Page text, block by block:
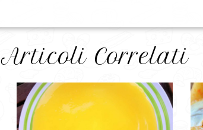
Articoli Correlati